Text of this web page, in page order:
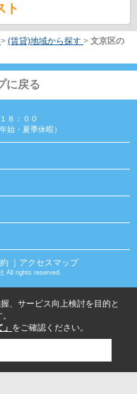
ト
> (賃貸)地域から探す > 文京区の
に戻る
８：００
始・夏季休暇）
｜アクセスマップ
All rights reserved.
、サービス向上検討を目的と
をご確認ください。